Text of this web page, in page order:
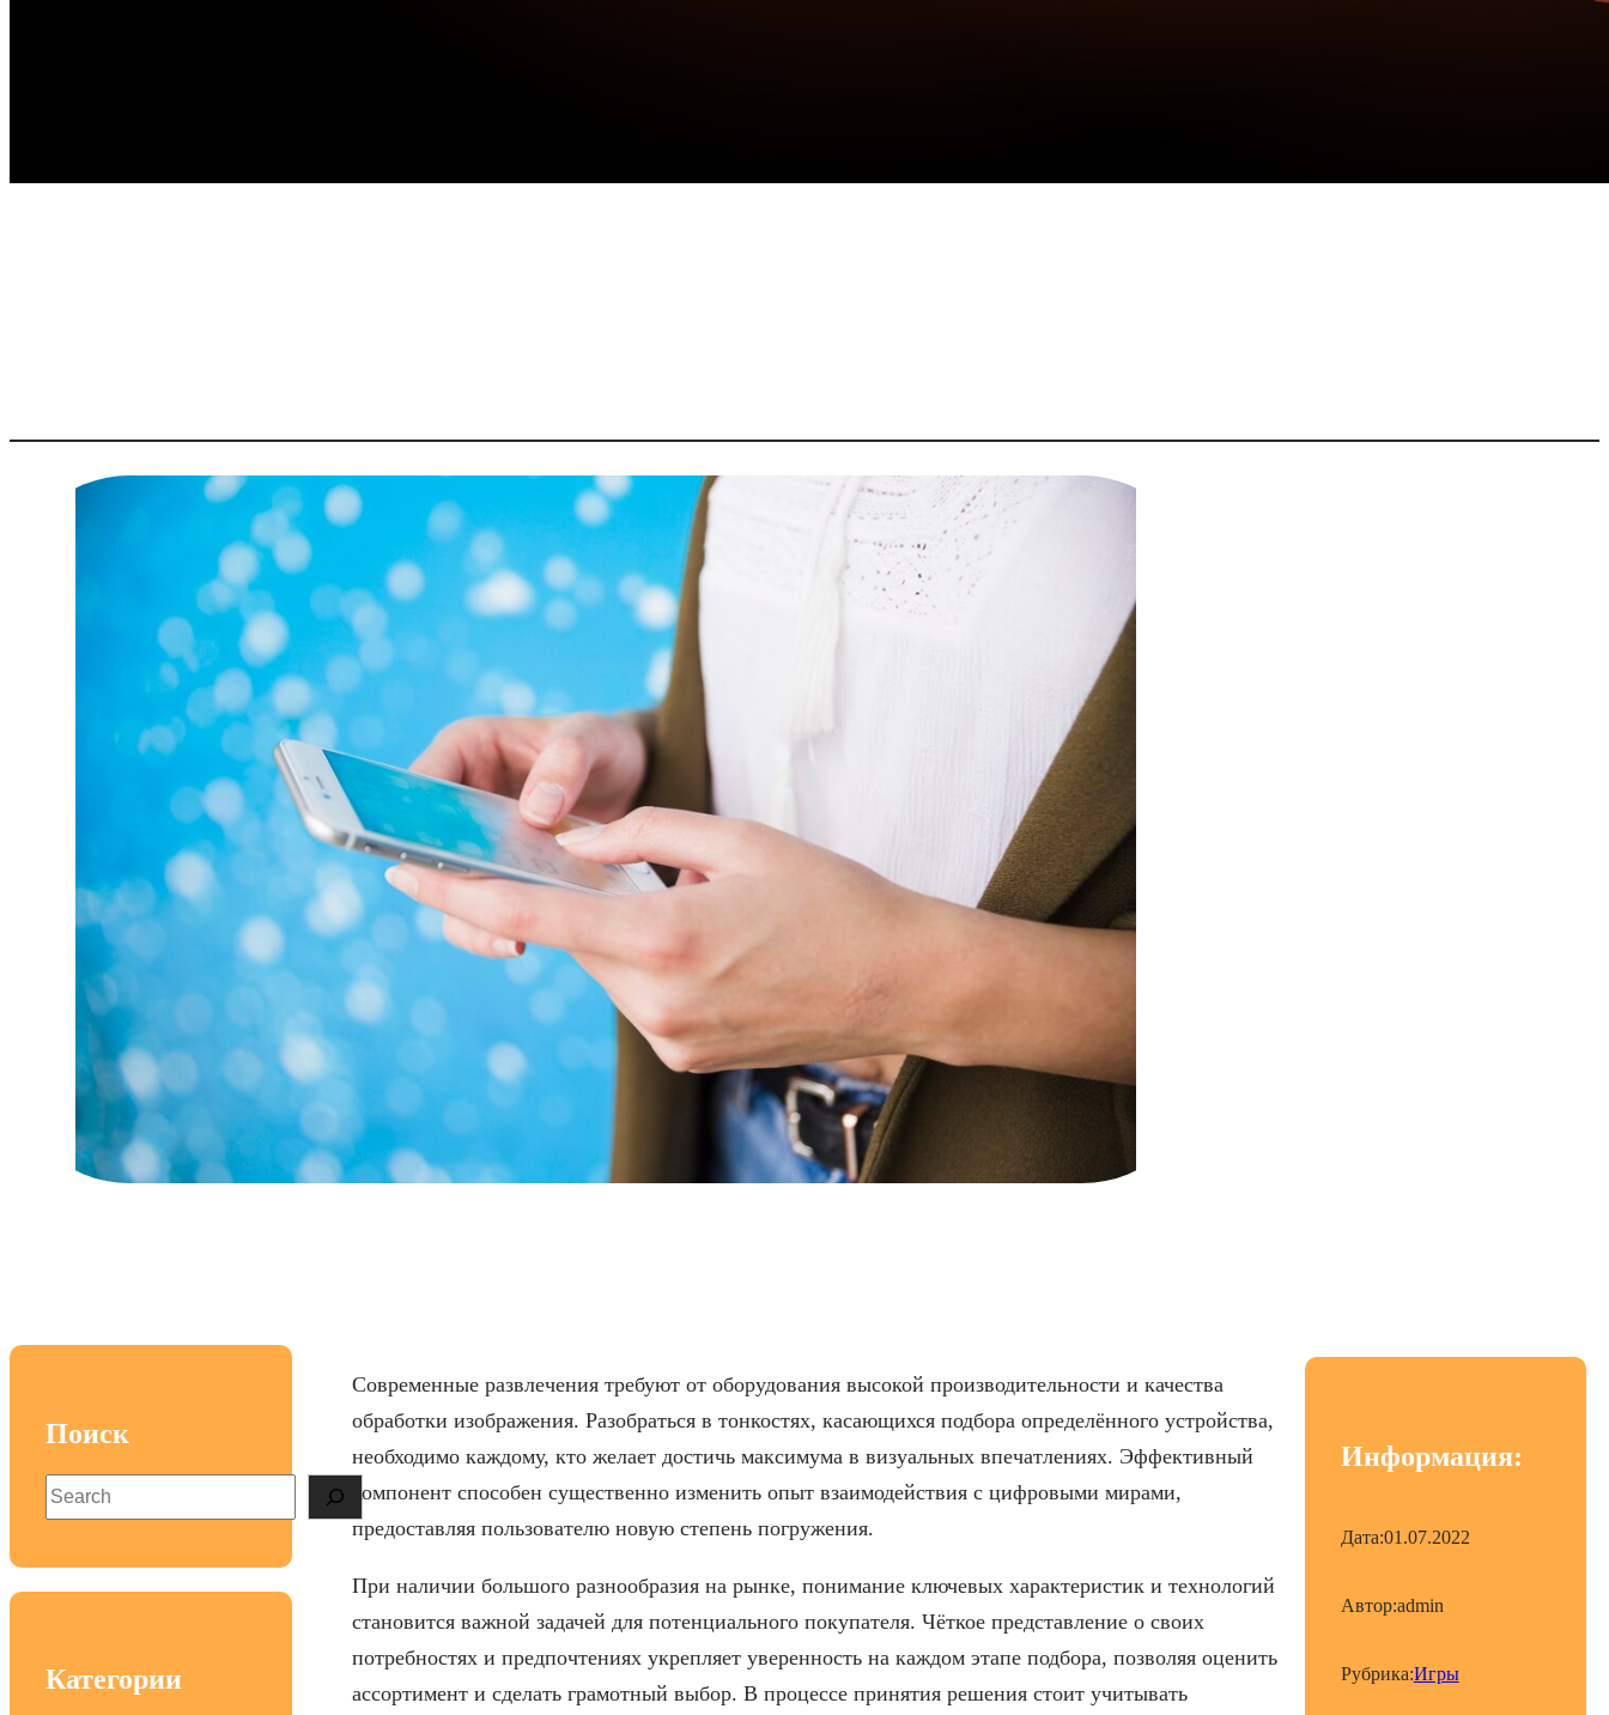
Поиск
S
e
Категории
Современные развлечения требуют от оборудования высокой производительности и качества
обработки изображения. Разобраться в тонкостях, касающихся подбора определённого устройства,
необходимо каждому, кто желает достичь максимума в визуальных впечатлениях. Эффективный
компонент способен существенно изменить опыт взаимодействия с цифровыми мирами,
предоставляя пользователю новую степень погружения.
При наличии большого разнообразия на рынке, понимание ключевых характеристик и технологий
становится важной задачей для потенциального покупателя. Чёткое представление о своих
потребностях и предпочтениях укрепляет уверенность на каждом этапе подбора, позволяя оценить
ассортимент и сделать грамотный выбор. В процессе принятия решения стоит учитывать
Информация:
Дата:01.07.2022
Автор:admin
Рубрика:Игры